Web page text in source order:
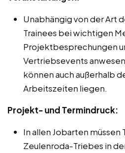
Unabhängig von der Art
Trainees bei wichtigen
Projektbesprechungen
Vertriebsevents
können auch außerhalb
Arbeitszeiten liegen.
Projekt- und Termindruck:
In allen Jobarten müssen
Zeulenroda-Triebes in